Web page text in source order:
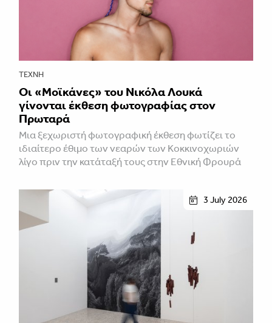
ΤΈΧΝΗ
Οι «Μοϊκάνες» του Νικόλα Λουκά
γίνονται έκθεση φωτογραφίας στον
Πρωταρά
Μια ξεχωριστή φωτογραφική έκθεση φωτίζει το
ιδιαίτερο έθιμο των νεαρών των Κοκκινοχωριών
λίγο πριν την κατάταξή τους στην Εθνική Φρουρά
3 July 2026